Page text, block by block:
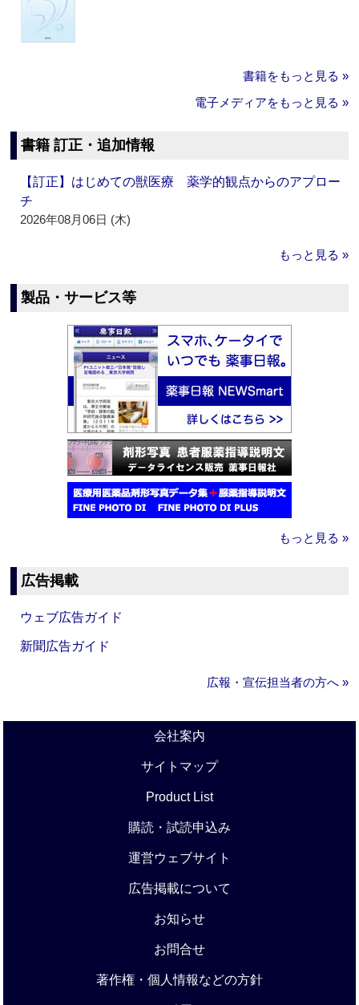
書籍をもっと見る »
電子メディアをもっと見る »
書籍 訂正・追加情報
【訂正】はじめての獣医療 薬学的観点からのアプロー
チ
2026年08月06日 (木)
もっと見る »
製品・サービス等
もっと見る »
広告掲載
ウェブ広告ガイド
新聞広告ガイド
広報・宣伝担当者の方へ »
会社案内
サイトマップ
Product List
購読・試読申込み
運営ウェブサイト
広告掲載について
お知らせ
お問合せ
著作権・個人情報などの方針